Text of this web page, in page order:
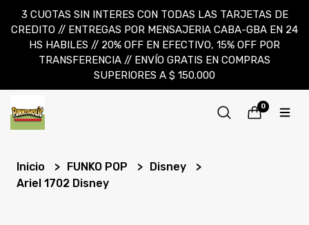
3 CUOTAS SIN INTERES CON TODAS LAS TARJETAS DE
CREDITO // ENTREGAS POR MENSAJERIA CABA-GBA EN 24
HS HABILES // 20% OFF EN EFECTIVO, 15% OFF POR
TRANSFERENCIA // ENVÍO GRATIS EN COMPRAS
SUPERIORES A $ 150.000
0
Inicio FUNKO POP
Disney
Ariel 1702 Disney